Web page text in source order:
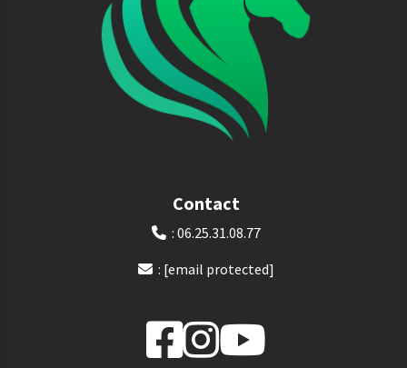
Contact
: 06.25.31.08.77
: [email protected]